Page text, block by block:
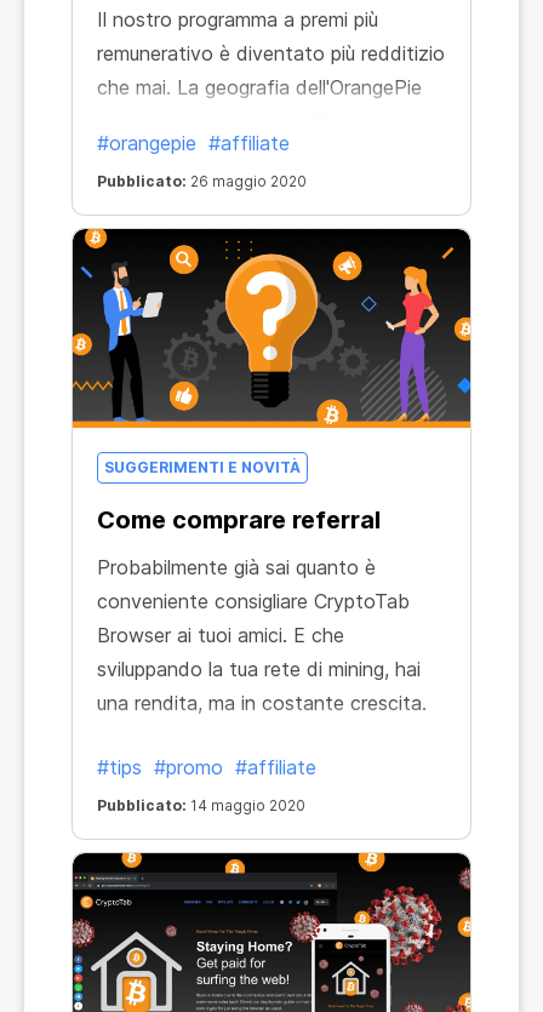
Il nostro programma a premi più
remunerativo è diventato più redditizio
che mai. La geografia dell'OrangePie
diversi, quindi ora è possibile ottenere
2 dollari per un nuovo utente
praticamente da qualsiasi parte del
mondo. La commissione rimane la
stessa, ma ora ci sono molte più
opportunità per attirare nuovi utenti e
aumentare il vostro reddito online con
OrangePie!
#orangepie #affiliate
Pubblicato: 26 maggio 2020
SUGGERIMENTI E NOVITÀ
Come comprare referral
Probabilmente già sai quanto è
conveniente consigliare CryptoTab
Browser ai tuoi amici. E che
sviluppando la tua rete di mining, hai
una rendita, ma in costante crescita.
#tips #promo #affiliate
Pubblicato: 14 maggio 2020